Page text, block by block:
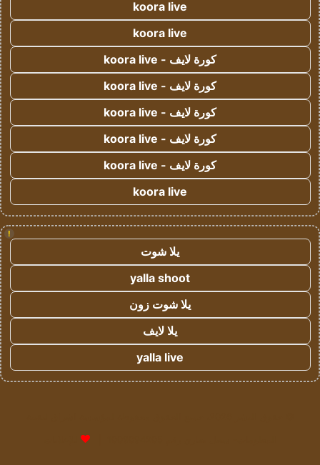
koora live
koora live
كورة لايف - koora live
كورة لايف - koora live
كورة لايف - koora live
كورة لايف - koora live
كورة لايف - koora live
koora live
!
يلا شوت
yalla shoot
يلا شوت زون
يلا لايف
yalla live